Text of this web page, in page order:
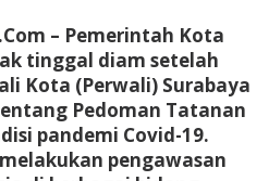
– Pemerintah Kota
tinggal diam setelah
Kota (Perwali) Surabaya
Pedoman Tatanan
pandemi Covid-19.
pengawasan